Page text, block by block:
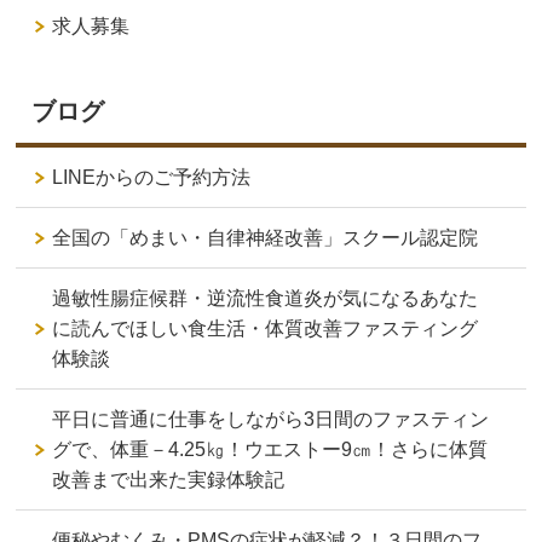
求人募集
ブログ
LINEからのご予約方法
全国の「めまい・自律神経改善」スクール認定院
過敏性腸症候群・逆流性食道炎が気になるあなた
に読んでほしい食生活・体質改善ファスティング
体験談
平日に普通に仕事をしながら3日間のファスティン
グで、体重－4.25㎏！ウエストー9㎝！さらに体質
改善まで出来た実録体験記